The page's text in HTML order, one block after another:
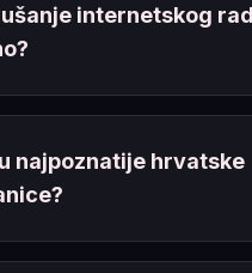
internetskog
najpoznatije hrvatske